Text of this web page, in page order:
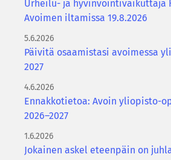
Urheilu- ja hyvinvointivaikuttaja
Avoimen iltamissa 19.8.2026
5.6.2026
Päivitä osaamistasi avoimessa
2027
4.6.2026
Ennakkotietoa: Avoin yliopisto-
2026–2027
1.6.2026
Jokainen askel eteenpäin on